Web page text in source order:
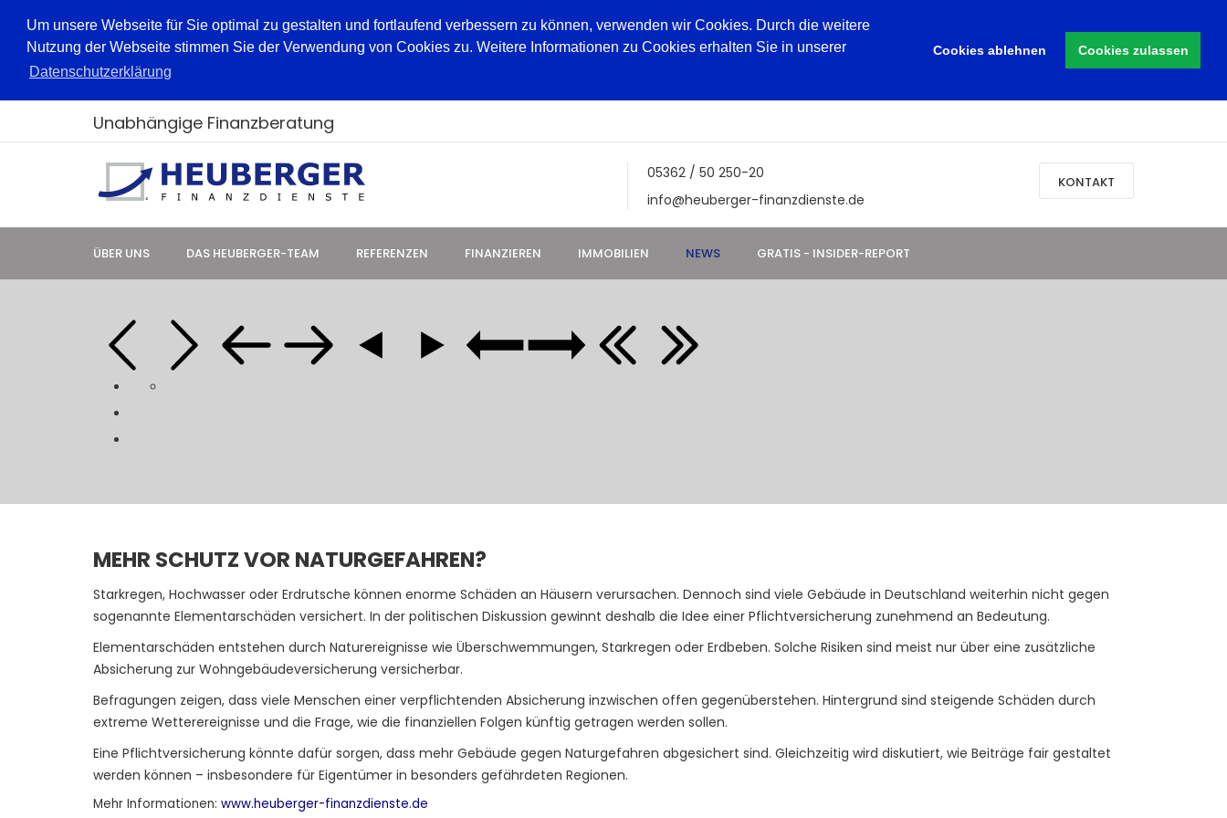
Um unsere Webseite für Sie optimal zu gestalten und fortlaufend verbessern zu können, verwenden wir Cookies. Durch die weitere
Nutzung der Webseite stimmen Sie der Verwendung von Cookies zu. Weitere Informationen zu Cookies erhalten Sie in unserer
Datenschutzerklärung
Cookies ablehnen Cookies zulassen
Unabhängige Finanzberatung
05362 / 50 250-20
info@heuberger-finanzdienste.de
KONTAKT
ÜBER UNS DAS HEUBERGER-TEAM REFERENZEN FINANZIEREN IMMOBILIEN NEWS GRATIS - INSIDER-REPORT
MEHR SCHUTZ VOR NATURGEFAHREN?
Starkregen, Hochwasser oder Erdrutsche können enorme Schäden an Häusern verursachen. Dennoch sind viele Gebäude in Deutschland weiterhin nicht gegen
sogenannte Elementarschäden versichert. In der politischen Diskussion gewinnt deshalb die Idee einer Pflichtversicherung zunehmend an Bedeutung.
Elementarschäden entstehen durch Naturereignisse wie Überschwemmungen, Starkregen oder Erdbeben. Solche Risiken sind meist nur über eine zusätzliche
Absicherung zur Wohngebäudeversicherung versicherbar.
Befragungen zeigen, dass viele Menschen einer verpflichtenden Absicherung inzwischen offen gegenüberstehen. Hintergrund sind steigende Schäden durch
extreme Wetterereignisse und die Frage, wie die finanziellen Folgen künftig getragen werden sollen.
Eine Pflichtversicherung könnte dafür sorgen, dass mehr Gebäude gegen Naturgefahren abgesichert sind. Gleichzeitig wird diskutiert, wie Beiträge fair gestaltet
werden können – insbesondere für Eigentümer in besonders gefährdeten Regionen.
Mehr Informationen: www.heuberger-finanzdienste.de